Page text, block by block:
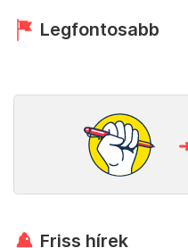
Legfontosabb
Friss hírek